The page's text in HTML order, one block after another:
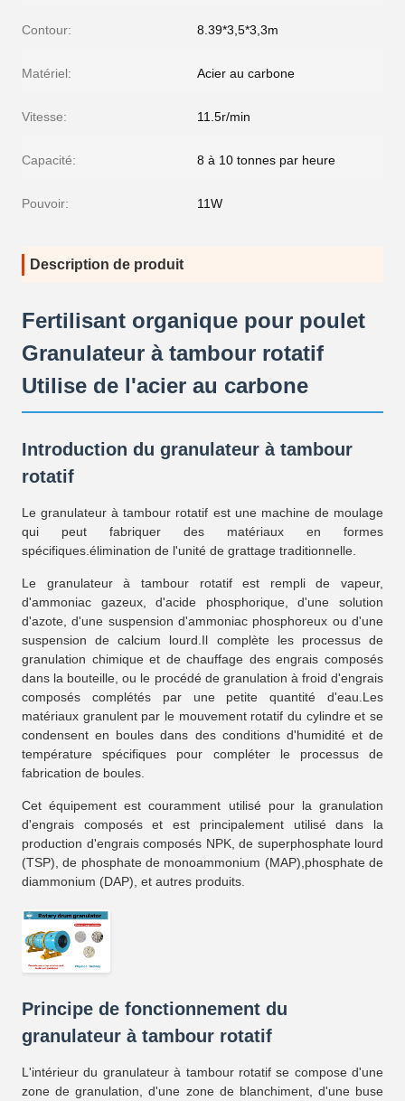
Contour: 8.39*3,5*3,3m
Matériel: Acier au carbone
Vitesse: 11.5r/min
Capacité: 8 à 10 tonnes par heure
Pouvoir: 11W
Description de produit
Fertilisant organique pour poulet
Granulateur à tambour rotatif
Utilise de l'acier au carbone
Introduction du granulateur à tambour
rotatif
Le granulateur à tambour rotatif est une machine de moulage
qui peut fabriquer des matériaux en formes
spécifiques.élimination de l'unité de grattage traditionnelle.
Le granulateur à tambour rotatif est rempli de vapeur,
d'ammoniac gazeux, d'acide phosphorique, d'une solution
d'azote, d'une suspension d'ammoniac phosphoreux ou d'une
suspension de calcium lourd.Il complète les processus de
granulation chimique et de chauffage des engrais composés
dans la bouteille, ou le procédé de granulation à froid d'engrais
composés complétés par une petite quantité d'eau.Les
matériaux granulent par le mouvement rotatif du cylindre et se
condensent en boules dans des conditions d'humidité et de
température spécifiques pour compléter le processus de
fabrication de boules.
Cet équipement est couramment utilisé pour la granulation
d'engrais composés et est principalement utilisé dans la
production d'engrais composés NPK, de superphosphate lourd
(TSP), de phosphate de monoammonium (MAP),phosphate de
diammonium (DAP), et autres produits.
Principe de fonctionnement du
granulateur à tambour rotatif
L'intérieur du granulateur à tambour rotatif se compose d'une
zone de granulation, d'une zone de blanchiment, d'une buse